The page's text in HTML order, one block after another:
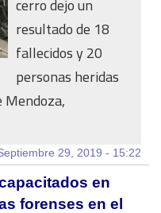
resultado de 18
fallecidos y 20
personas heridas
29, 2019 - 15:22
en
forenses en el